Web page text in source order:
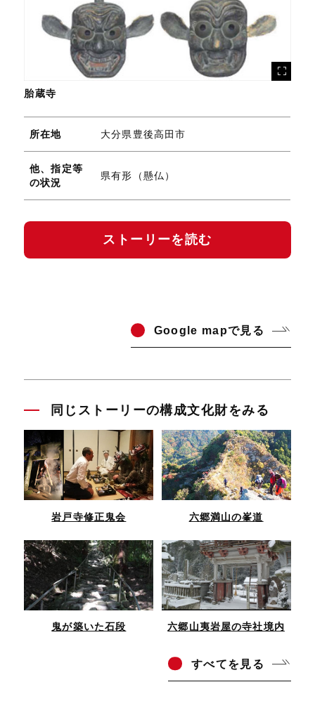
胎蔵寺
所在地 大分県豊後高田市
他、指定等
の状況
県有形（懸仏）
ストーリーを読む
Google mapで見る
同じストーリーの構成文化財をみる
岩戸寺修正鬼会 六郷満山の峯道
鬼が築いた石段 六郷山夷岩屋の寺社境内
すべてを見る